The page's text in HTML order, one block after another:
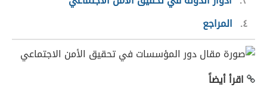
٤
المراجع
اقرأ أيضاً